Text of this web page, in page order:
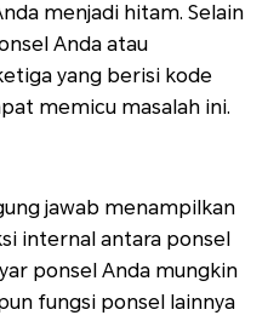
menjadi hitam. Selain
Anda atau
yang berisi kode
memicu masalah ini.
jawab menampilkan
internal antara ponsel
ponsel Anda mungkin
fungsi ponsel lainnya